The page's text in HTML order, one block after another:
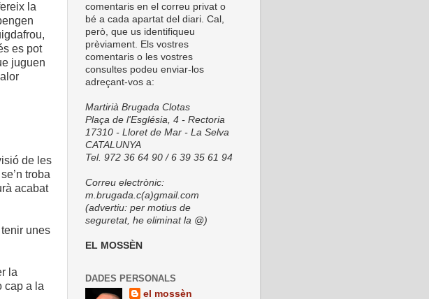
la
es pot
juguen
de les
troba
acabat
unes
la
cap a la
comentaris en el correu privat o
bé a cada apartat del diari. Cal,
però, que us identifiqueu
prèviament. Els vostres
comentaris o les vostres
consultes podeu enviar-los
adreçant-vos a:
Martirià Brugada Clotas
Plaça de l'Església, 4 - Rectoria
17310 - Lloret de Mar - La Selva
CATALUNYA
Tel. 972 36 64 90 / 6 39 35 61 94
Correu electrònic:
m.brugada.c(a)gmail.com
(advertiu: per motius de
seguretat, he eliminat la @)
EL MOSSÈN
DADES PERSONALS
el mossèn